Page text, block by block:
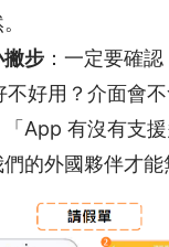
步 ：一定要確
不好用？介面會
App 有沒有支援
的外國夥伴才能